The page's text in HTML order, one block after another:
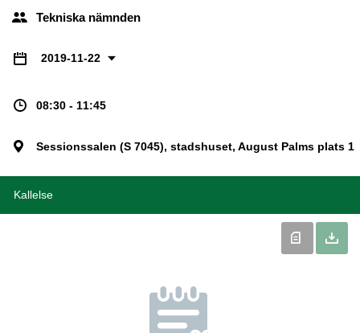
Tekniska nämnden
2019-11-22
08:30 - 11:45
Sessionssalen (S 7045), stadshuset, August Palms plats 1
Kallelse